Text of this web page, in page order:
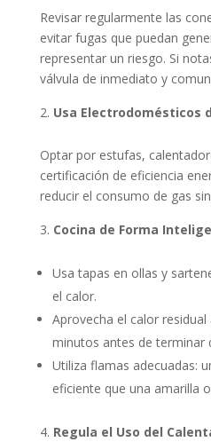
Revisar regularmente las
evitar fugas que puedan
representar un riesgo. Si
válvula de inmediato y
Usa Electrodomésticos
Optar por estufas,
certificación de eficiencia
reducir el consumo de gas
Cocina de Forma
Usa tapas en ollas y
el calor.
Aprovecha el calor
minutos antes de terminar
Utiliza flamas adecuadas:
eficiente que una amarilla
Regula el Uso del